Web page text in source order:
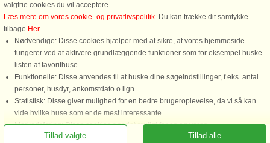
Ring for at bestille
Info & åbningstider
Inden ferien
Du er her: Tibro, Västergötland, Sverige, Sommerhus 09009, 4 personer, Sauna
valgfrie cookies du vil acceptere.
Læs mere om vores cookie- og privatlivspolitik. Du kan trække dit samtykke
tilbage Her.
Nødvendige: Disse cookies hjælper med at sikre, at vores hjemmeside
fungerer ved at aktivere grundlæggende funktioner som for eksempel huske
listen af favorithuse.
Funktionelle: Disse anvendes til at huske dine søgeindstillinger, f.eks. antal
personer, husdyr, ankomstdato o.lign.
Statistisk: Disse giver mulighed for en bedre brugeroplevelse, da vi så kan
vide hvilke huse som er de mest interessante.
Markedsføring: Disse cookies gør det muligt for os og vores
samarbejdspartnere at levere det mest relevante indhold til dig.
Tillad alle
Tillad valgte